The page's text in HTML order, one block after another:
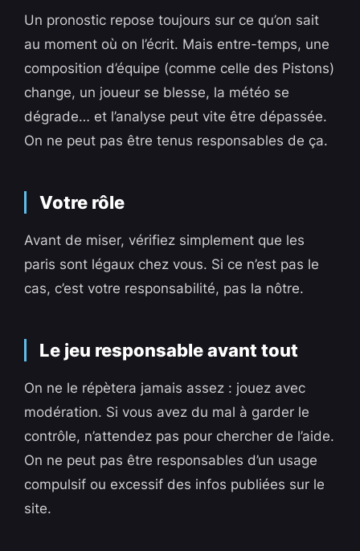
Un pronostic repose toujours sur ce qu’on sait
au moment où on l’écrit. Mais entre-temps, une
composition d’équipe (comme celle des Pistons)
change, un joueur se blesse, la météo se
dégrade… et l’analyse peut vite être dépassée.
On ne peut pas être tenus responsables de ça.
Votre rôle
Avant de miser, vérifiez simplement que les
paris sont légaux chez vous. Si ce n’est pas le
cas, c’est votre responsabilité, pas la nôtre.
Le jeu responsable avant tout
On ne le répètera jamais assez : jouez avec
modération. Si vous avez du mal à garder le
contrôle, n’attendez pas pour chercher de l’aide.
On ne peut pas être responsables d’un usage
compulsif ou excessif des infos publiées sur le
site.